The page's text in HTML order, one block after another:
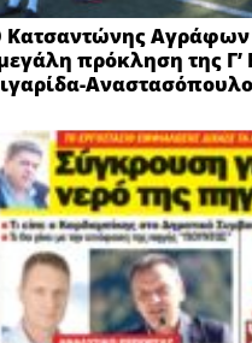
Κατσαντώνης Αγράφων
πρόκληση της Γ’